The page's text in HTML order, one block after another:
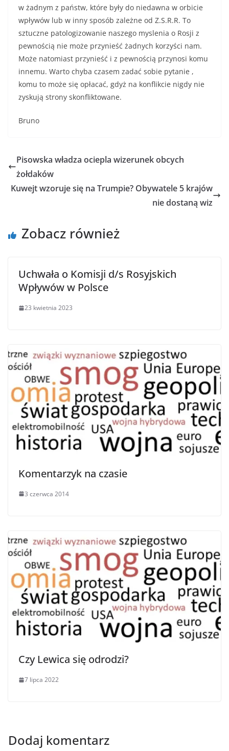
w żadnym z państw, które były do niedawna w orbicie
wpływów lub w inny sposób zależne od Z.S.R.R. To
sztuczne patologizowanie naszego myslenia o Rosji z
pewnością nie może przynieść żadnych korzyści nam.
Może natomiast przynieść i z pewnością przynosi komu
innemu. Warto chyba czasem zadać sobie pytanie ,
komu to może się opłacać, gdyż na konflikcie nigdy nie
zyskują strony skonfliktowane.
Bruno
Pisowska władza ociepla wizerunek obcych
żołdaków
Kuwejt wzoruje się na Trumpie? Obywatele 5 krajów
nie dostaną wiz
Zobacz również
Uchwała o Komisji d/s Rosyjskich
Wpływów w Polsce
23 kwietnia 2023
Komentarzyk na czasie
3 czerwca 2014
Czy Lewica się odrodzi?
7 lipca 2022
Dodaj komentarz